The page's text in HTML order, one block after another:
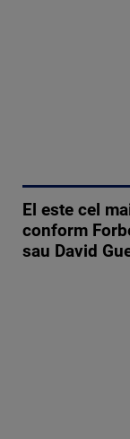
El este cel
conform
sau David